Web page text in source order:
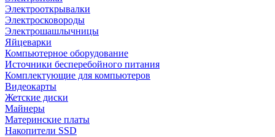
Электрооткрывалки
Электросковороды
Электрошашлычницы
Яйцеварки
Компьютерное оборудование
Источники бесперебойного питания
Комплектующие для компьютеров
Видеокарты
Жетские диски
Майнеры
Материнские платы
Накопители SSD